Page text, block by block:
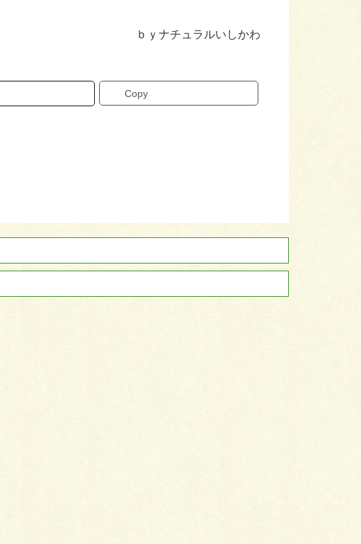
ｂｙナチュラルいしかわ
Copy